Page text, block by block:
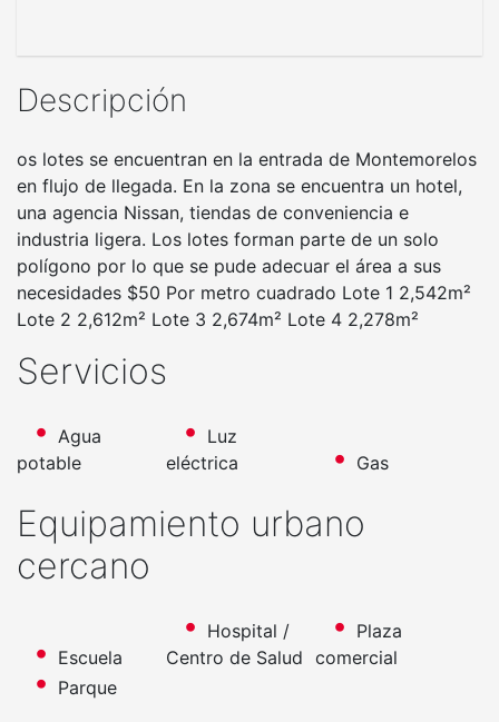
Descripción
os lotes se encuentran en la entrada de Montemorelos
en flujo de llegada. En la zona se encuentra un hotel,
una agencia Nissan, tiendas de conveniencia e
industria ligera. Los lotes forman parte de un solo
polígono por lo que se pude adecuar el área a sus
necesidades $50 Por metro cuadrado Lote 1 2,542m²
Lote 2 2,612m² Lote 3 2,674m² Lote 4 2,278m²
Servicios
Agua
potable
Luz
eléctrica
Gas
Equipamiento urbano
cercano
Escuela
Hospital /
Centro de Salud
Plaza
comercial
Parque